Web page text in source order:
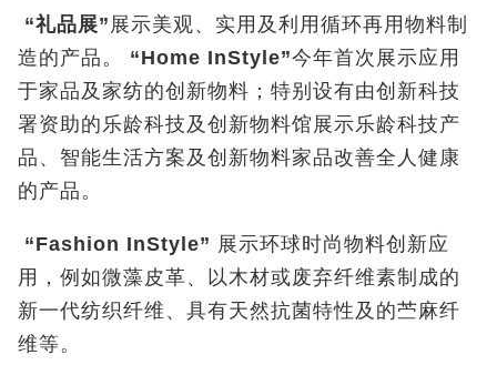
“礼品展” 展示美观、实用及利用循环再用物料制
造的产品。 “Home InStyle”今年首次展示应用
于家品及家纺的创新物料；特别设有由创新科技
署资助的乐龄科技及创新物料馆展示乐龄科技产
品、智能生活方案及创新物料家品改善全人健康
的产品。
“Fashion InStyle” 展示环球时尚物料创新应
用，例如微藻皮革、以木材或废弃纤维素制成的
新一代纺织纤维、具有天然抗菌特性及的苎麻纤
维等。